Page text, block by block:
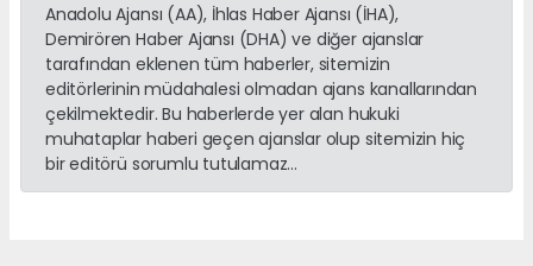
Anadolu Ajansı (AA), İhlas Haber Ajansı (İHA),
Demirören Haber Ajansı (DHA) ve diğer ajanslar
tarafından eklenen tüm haberler, sitemizin
editörlerinin müdahalesi olmadan ajans kanallarından
çekilmektedir. Bu haberlerde yer alan hukuki
muhataplar haberi geçen ajanslar olup sitemizin hiç
bir editörü sorumlu tutulamaz...